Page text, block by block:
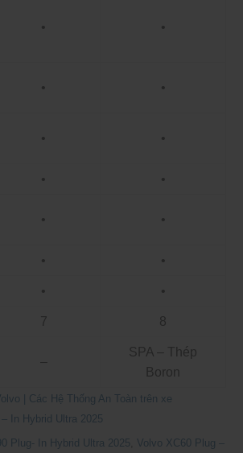
• •
• •
• •
• •
• •
• •
• •
7 8
–
SPA – Thép
Boron
| Các Hệ Thống An Toàn trên xe
In Hybrid Ultra 2025
Plug- In Hybrid Ultra 2025
Volvo XC60 Plug –